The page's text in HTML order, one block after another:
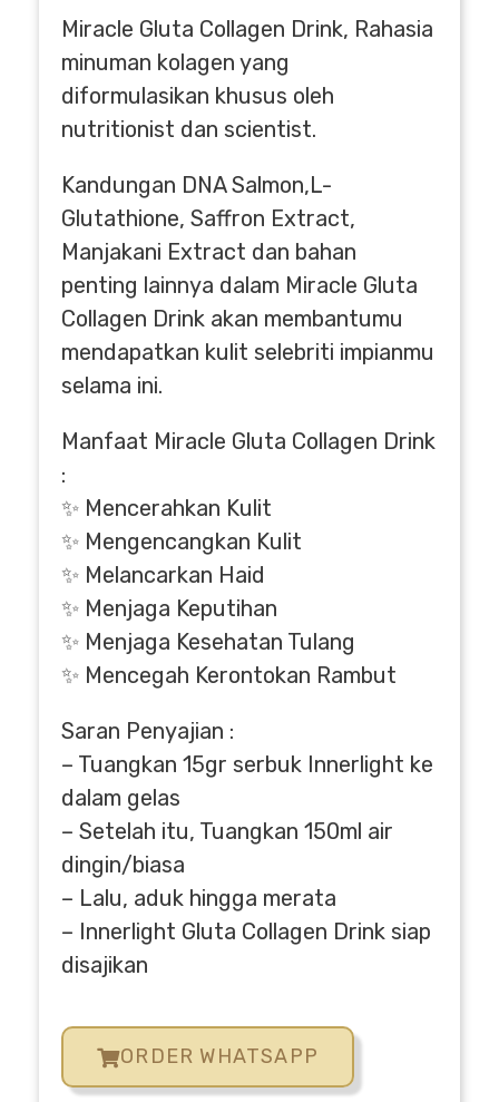
Miracle Gluta Collagen Drink, Rahasia
minuman kolagen yang
diformulasikan khusus oleh
nutritionist dan scientist.
Kandungan DNA Salmon,L-
Glutathione, Saffron Extract,
Manjakani Extract dan bahan
penting lainnya dalam Miracle Gluta
Collagen Drink akan membantumu
mendapatkan kulit selebriti impianmu
selama ini.
Manfaat Miracle Gluta Collagen Drink
:
✨ Mencerahkan Kulit
✨ Mengencangkan Kulit
✨ Melancarkan Haid
✨ Menjaga Keputihan
✨ Menjaga Kesehatan Tulang
✨ Mencegah Kerontokan Rambut
Saran Penyajian :
– Tuangkan 15gr serbuk Innerlight ke
dalam gelas
– Setelah itu, Tuangkan 150ml air
dingin/biasa
– Lalu, aduk hingga merata
– Innerlight Gluta Collagen Drink siap
disajikan
ORDER WHATSAPP